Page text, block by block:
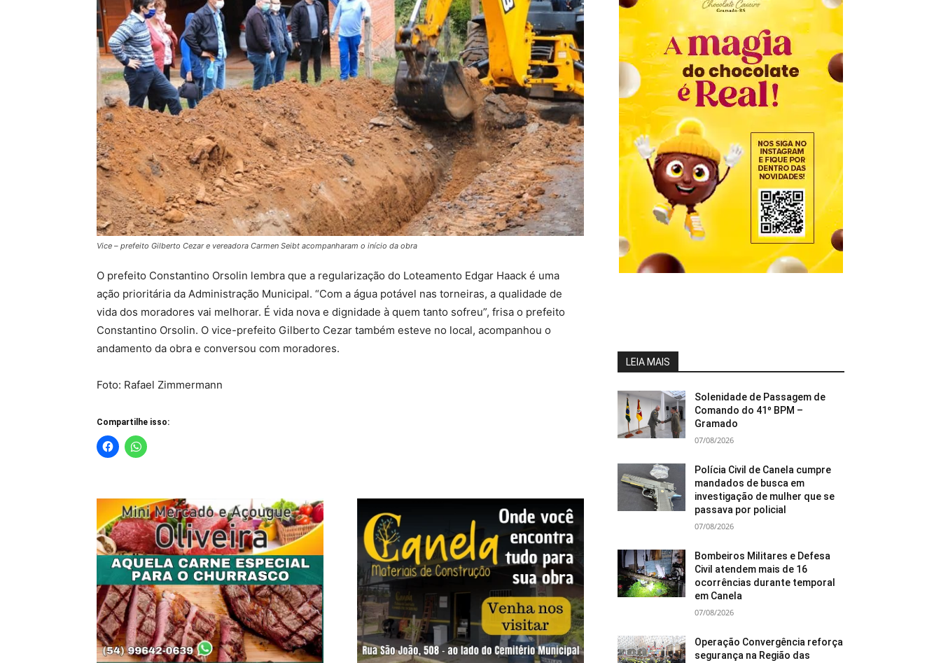
Vice – prefeito Gilberto Cezar e vereadora Carmen Seibt acompanharam o início da obra
O prefeito Constantino Orsolin lembra que a regularização do Loteamento Edgar Haack é uma
ação prioritária da Administração Municipal. “Com a água potável nas torneiras, a qualidade de
vida dos moradores vai melhorar. É vida nova e dignidade à quem tanto sofreu”, frisa o prefeito
Constantino Orsolin. O vice-prefeito Gilberto Cezar também esteve no local, acompanhou o
andamento da obra e conversou com moradores.
Foto: Rafael Zimmermann
Compartilhe isso:
LEIA MAIS
Solenidade de Passagem de
Comando do 41º BPM –
Gramado
07/08/2026
Polícia Civil de Canela cumpre
mandados de busca em
investigação de mulher que se
passava por policial
07/08/2026
Bombeiros Militares e Defesa
Civil atendem mais de 16
ocorrências durante temporal
em Canela
07/08/2026
Operação Convergência reforça
segurança na Região das